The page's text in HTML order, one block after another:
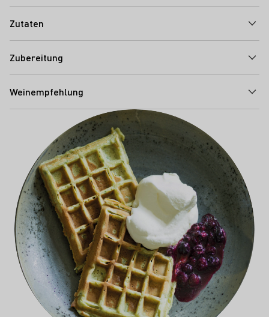
Zutaten
Zubereitung
Weinempfehlung